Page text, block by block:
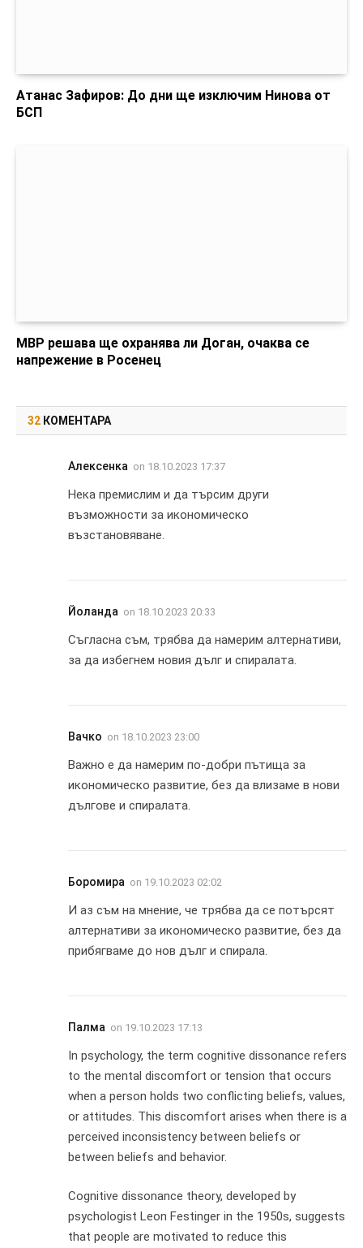
Атанас Зафиров: До дни ще изключим Нинова от
БСП
МВР решава ще охранява ли Доган, очаква се
напрежение в Росенец
32 КОМЕНТАРА
Алексенка on 18.10.2023 17:37
Нека премислим и да търсим други
възможности за икономическо
възстановяване.
Йоланда on 18.10.2023 20:33
Съгласна съм, трябва да намерим алтернативи,
за да избегнем новия дълг и спиралата.
Вачко on 18.10.2023 23:00
Важно е да намерим по-добри пътища за
икономическо развитие, без да влизаме в нови
дългове и спиралата.
Боромира on 19.10.2023 02:02
И аз съм на мнение, че трябва да се потърсят
алтернативи за икономическо развитие, без да
прибягваме до нов дълг и спирала.
Палма on 19.10.2023 17:13
In psychology, the term cognitive dissonance refers
to the mental discomfort or tension that occurs
when a person holds two conflicting beliefs, values,
or attitudes. This discomfort arises when there is a
perceived inconsistency between beliefs or
between beliefs and behavior.
Cognitive dissonance theory, developed by
psychologist Leon Festinger in the 1950s, suggests
that people are motivated to reduce this